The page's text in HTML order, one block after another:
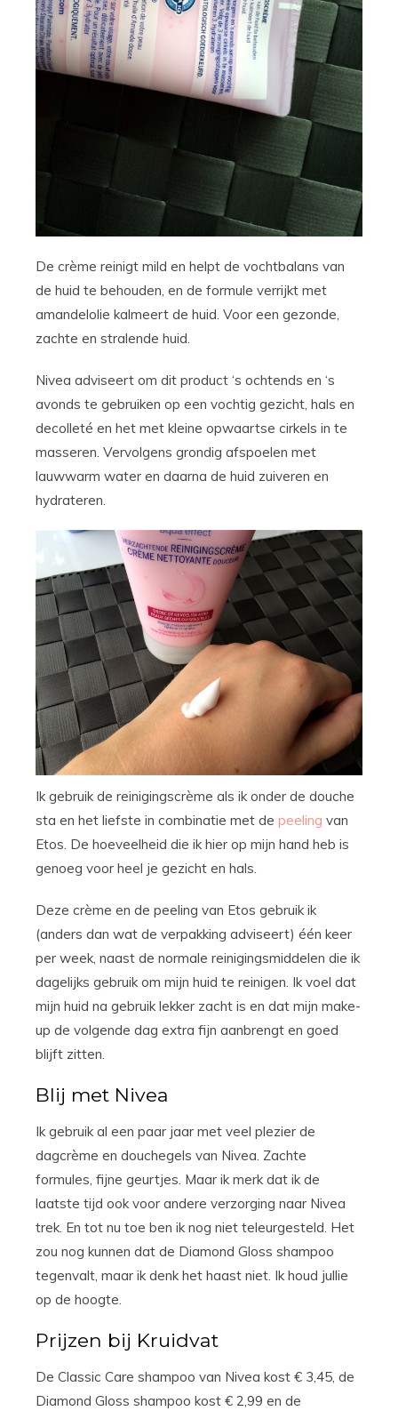
De crème reinigt mild en helpt de vochtbalans van
de huid te behouden, en de formule verrijkt met
amandelolie kalmeert de huid. Voor een gezonde,
zachte en stralende huid.
Nivea adviseert om dit product ‘s ochtends en ‘s
avonds te gebruiken op een vochtig gezicht, hals en
decolleté en het met kleine opwaartse cirkels in te
masseren. Vervolgens grondig afspoelen met
lauwwarm water en daarna de huid zuiveren en
hydrateren.
Ik gebruik de reinigingscrème als ik onder de douche
sta en het liefste in combinatie met de peeling van
Etos. De hoeveelheid die ik hier op mijn hand heb is
genoeg voor heel je gezicht en hals.
Deze crème en de peeling van Etos gebruik ik
(anders dan wat de verpakking adviseert) één keer
per week, naast de normale reinigingsmiddelen die ik
dagelijks gebruik om mijn huid te reinigen. Ik voel dat
mijn huid na gebruik lekker zacht is en dat mijn make-
up de volgende dag extra fijn aanbrengt en goed
blijft zitten.
Blij met Nivea
Ik gebruik al een paar jaar met veel plezier de
dagcrème en douchegels van Nivea. Zachte
formules, fijne geurtjes. Maar ik merk dat ik de
laatste tijd ook voor andere verzorging naar Nivea
trek. En tot nu toe ben ik nog niet teleurgesteld. Het
zou nog kunnen dat de Diamond Gloss shampoo
tegenvalt, maar ik denk het haast niet. Ik houd jullie
op de hoogte.
Prijzen bij Kruidvat
De Classic Care shampoo van Nivea kost € 3,45, de
Diamond Gloss shampoo kost € 2,99 en de